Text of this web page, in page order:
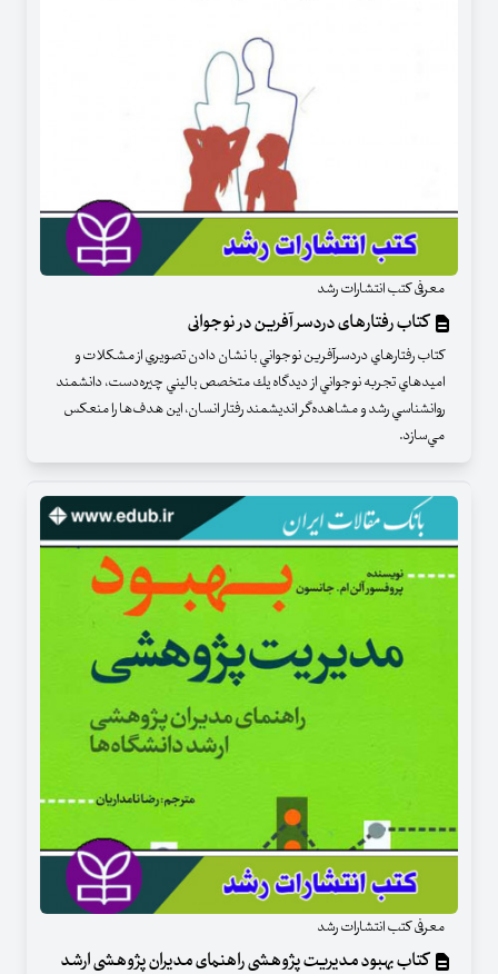
معرفی کتب انتشارات رشد
کتاب رفتارهای دردسر آفرین در نوجوانی
كتاب رفتارهاي دردسرآفرين نوجواني با نشان دادن تصويري از مشكلات و
اميدهاي تجربه نوجواني از ديدگاه يك متخصص باليني چيره‌دست، دانشمند
روانشناسي رشد و مشاهده‌گر انديشمند رفتار انسان، اين هدف‌ها را منعكس
مي‌سازد.
معرفی کتب انتشارات رشد
کتاب بهبود مدیریت پژوهشی راهنمای مدیران پژوهشی ارشد